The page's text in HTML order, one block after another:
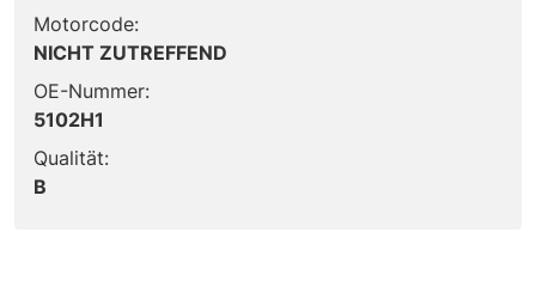
Motorcode:
NICHT ZUTREFFEND
OE-Nummer:
5102H1
Qualität:
B